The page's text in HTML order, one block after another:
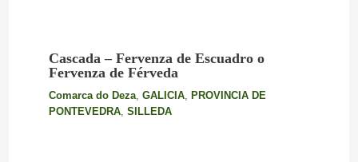
Cascada – Fervenza de Escuadro o
Fervenza de Férveda
Comarca do Deza, GALICIA, PROVINCIA DE
PONTEVEDRA, SILLEDA